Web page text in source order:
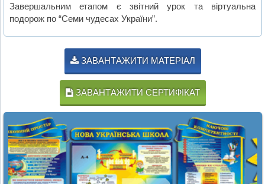
Завершальним етапом є звітний урок та віртуальна
подорож по “Семи чудесах України”.
ЗАВАНТАЖИТИ МАТЕРІАЛ
ЗАВАНТАЖИТИ СЕРТИФІКАТ